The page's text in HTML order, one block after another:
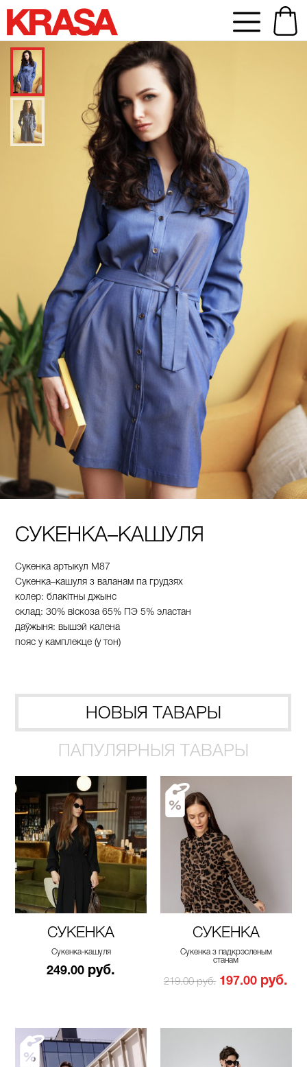
СУКЕНКА–КАШУЛЯ
Сукенка артыкул М87
Сукенка–кашуля з валанам па грудзях
колер: блакітны джынс
склад:30% віскоза 65% ПЭ 5% эластан
даўжыня:вышэй калена
пояс у камплекце (у тон)
НОВЫЯ ТАВАРЫ
ПАПУЛЯРНЫЯ ТАВАРЫ
СУКЕНКА
Сукенка-кашуля
249.00 руб.
СУКЕНКА
Сукенка з падкрэсленым
станам
219.00 руб. 197.00 руб.